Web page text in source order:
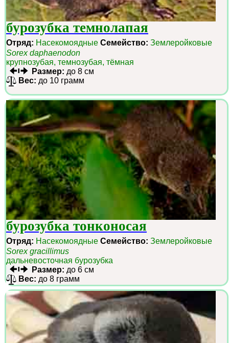
бурозубка темнолапая
Отряд: Насекомоядные Семейство: Землеройковые
Sorex daphaenodon
крупнозубая, темнозубая, тёмная
Размер: до 8 см
Вес: до 10 грамм
бурозубка тонконосая
Отряд: Насекомоядные Семейство: Землеройковые
Sorex gracillimus
дальневосточная бурозубка
Размер: до 6 см
Вес: до 8 грамм